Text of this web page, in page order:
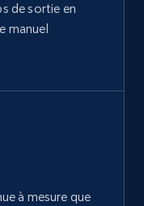
de sortie en
manuel
à mesure que